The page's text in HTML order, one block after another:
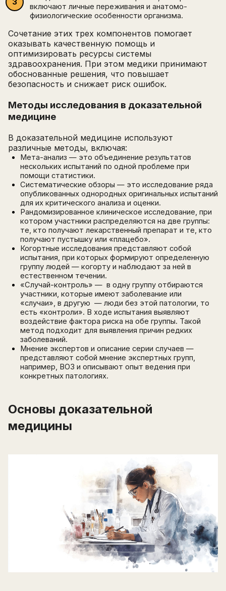
включают личные переживания и анатомо-
физиологические особенности организма.
Сочетание этих трех компонентов помогает
оказывать качественную помощь и
оптимизировать ресурсы системы
здравоохранения. При этом медики принимают
обоснованные решения, что повышает
безопасность и снижает риск ошибок.
Методы исследования в доказательной
медицине
В доказательной медицине используют
различные методы, включая:
Мета-анализ — это объединение результатов
нескольких испытаний по одной проблеме при
помощи статистики.
Систематические обзоры — это исследование ряда
опубликованных однородных оригинальных испытаний
для их критического анализа и оценки.
Рандомизированное клиническое исследование, при
котором участники распределяются на две группы:
те, кто получают лекарственный препарат и те, кто
получают пустышку или «плацебо».
Когортные исследования представляют собой
испытания, при которых формируют определенную
группу людей — когорту и наблюдают за ней в
естественном течении.
«Случай-контроль» — в одну группу отбираются
участники, которые имеют заболевание или
«случаи», в другую — люди без этой патологии, то
есть «контроли». В ходе испытания выявляют
воздействие фактора риска на обе группы. Такой
метод подходит для выявления причин редких
заболеваний.
Мнение экспертов и описание серии случаев —
представляют собой мнение экспертных групп,
например, ВОЗ и описывают опыт ведения при
конкретных патологиях.
Основы доказательной
медицины